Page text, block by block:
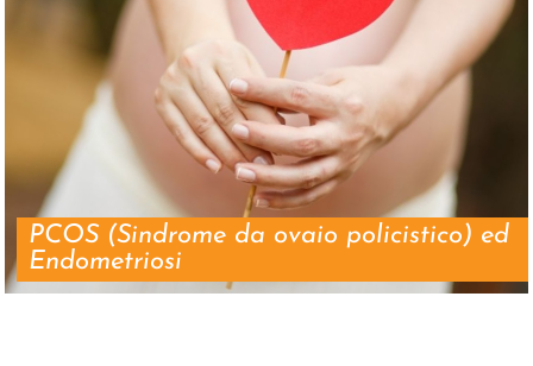
PCOS (Sindrome da ovaio policistico) ed
Endometriosi